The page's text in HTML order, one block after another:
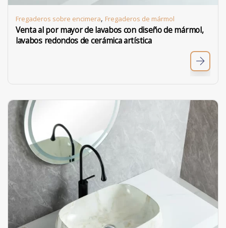
Fregaderos sobre encimera, Fregaderos de mármol
Venta al por mayor de lavabos con diseño de mármol,
lavabos redondos de cerámica artística